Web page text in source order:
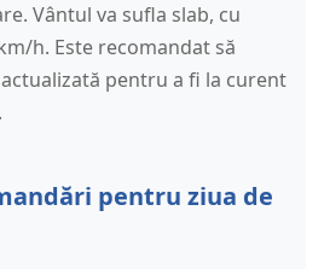
Vântul va sufla slab, cu
h. Este recomandat să
pentru a fi la curent
pentru ziua de